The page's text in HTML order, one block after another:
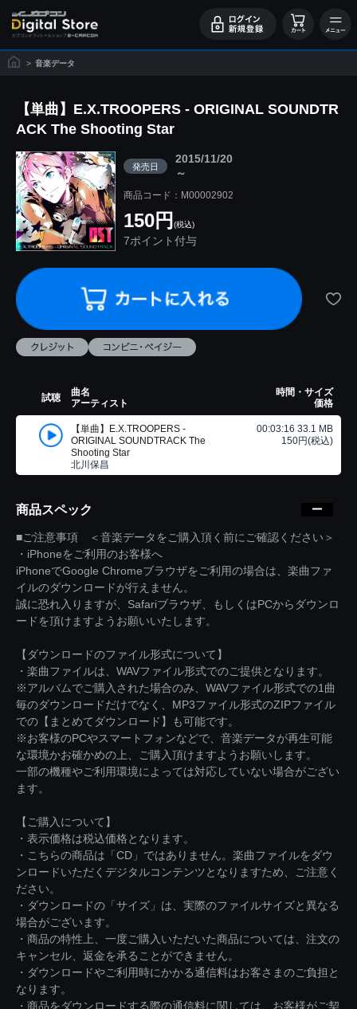
> 音楽データ
【単曲】E.X.TROOPERS - ORIGINAL SOUNDTR
ACK The Shooting Star
発売日
2015/11/20
～
商品コード：M00002902
150円 (税込)
7ポイント付与
試聴
曲名
アーティスト
時間・サイズ
価格
【単曲】E.X.TROOPERS -
ORIGINAL SOUNDTRACK The
Shooting Star
北川保昌
00:03:16 33.1 MB
150円(税込)
商品スペック
■ご注意事項 ＜音楽データをご購入頂く前にご確認ください＞
・iPhoneをご利用のお客様へ
iPhoneでGoogle Chromeブラウザをご利用の場合は、楽曲ファ
イルのダウンロードが行えません。
誠に恐れ入りますが、Safariブラウザ、もしくはPCからダウンロ
ードを頂けますようお願いいたします。
【ダウンロードのファイル形式について】
・楽曲ファイルは、WAVファイル形式でのご提供となります。
※アルバムでご購入された場合のみ、WAVファイル形式での1曲
毎のダウンロードだけでなく、MP3ファイル形式のZIPファイル
での【まとめてダウンロード】も可能です。
※お客様のPCやスマートフォンなどで、音楽データが再生可能
な環境かお確かめの上、ご購入頂けますようお願いします。
一部の機種やご利用環境によっては対応していない場合がござい
ます。
【ご購入について】
・表示価格は税込価格となります。
・こちらの商品は「CD」ではありません。楽曲ファイルをダウ
ンロードいただくデジタルコンテンツとなりますため、ご注意く
ださい。
・ダウンロードの「サイズ」は、実際のファイルサイズと異なる
場合がございます。
・商品の特性上、一度ご購入いただいた商品については、注文の
キャンセル、返金を承ることができません。
・ダウンロードやご利用時にかかる通信料はお客さまのご負担と
なります。
・商品をダウンロードする際の通信料に関しては、お客様がご契